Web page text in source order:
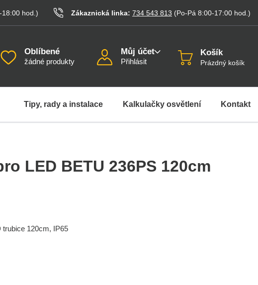
18:00 hod. ) Zákaznická linka: 734 543 813 (Po-Pá 8:00-17:00 hod. )
Oblíbené
žádné produkty
Můj účet
Přihlásit
Košík
Prázdný košík
Tipy, rady a instalace Kalkulačky osvětlení Kontakt
LED BETU 236PS 120cm
trubice 120cm, IP65